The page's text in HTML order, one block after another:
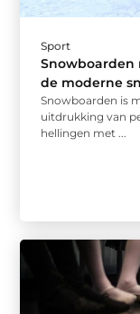
Sport
Snowboarden
de moderne
Snowboarden is
uitdrukking van
hellingen met ...